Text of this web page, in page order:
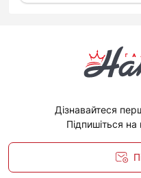
Дізнавайтеся
Підпишіться